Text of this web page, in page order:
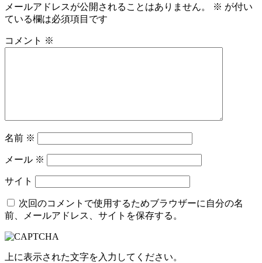
メールアドレスが公開されることはありません。 ※ が付い
ている欄は必須項目です
コメント ※
名前 ※
メール ※
サイト
次回のコメントで使用するためブラウザーに自分の名
前、メールアドレス、サイトを保存する。
上に表示された文字を入力してください。